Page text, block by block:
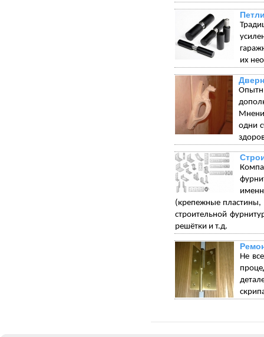
их
одни
(крепежные пластины,
строительной
решётки и т.д.
Не